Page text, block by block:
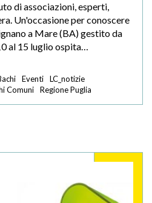
di associazioni, esperti,
Un'occasione per conoscere
a Mare (BA) gestito da
al 15 luglio ospita…
Eventi
LC_notizie
Comuni Regione Puglia